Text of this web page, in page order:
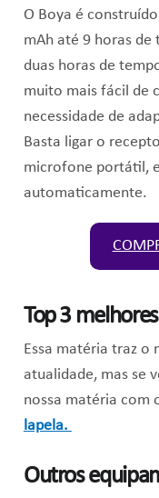
O Boya é
mAh até 9 horas de
duas horas de
muito mais fácil de
necessidade de
Basta ligar o
microfone portátil,
automaticamente.
Top 3
Essa matéria traz o
atualidade, mas se
nossa matéria com
lapela.
Outros